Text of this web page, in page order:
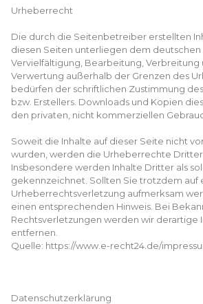
Urheberrecht
Die durch die Seitenbetreiber erstellten
diesen Seiten unterliegen dem
Vervielfältigung, Bearbeitung, Verbreitung
Verwertung außerhalb der Grenzen des
bedürfen der schriftlichen Zustimmung
bzw. Erstellers. Downloads und Kopien
den privaten, nicht kommerziellen
Soweit die Inhalte auf dieser Seite nicht
wurden, werden die Urheberrechte
Insbesondere werden Inhalte Dritter als
gekennzeichnet. Sollten Sie trotzdem auf
Urheberrechtsverletzung aufmerksam
einen entsprechenden Hinweis. Bei
Rechtsverletzungen werden wir derartige
entfernen.
Quelle: https://www.e-recht24.de/
Datenschutzerklärung